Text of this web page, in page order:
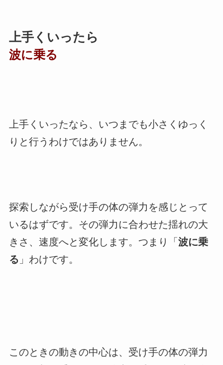
上手くいったら
波に乗る
上手くいったなら、いつまでも小さくゆっく
りと行うわけではありません。
探索しながら受け手の体の弾力を感じとって
いるはずです。その弾力に合わせた揺れの大
きさ、速度へと変化します。つまり「 波に乗
る 」わけです。
このときの動きの中心は、受け手の体の弾力